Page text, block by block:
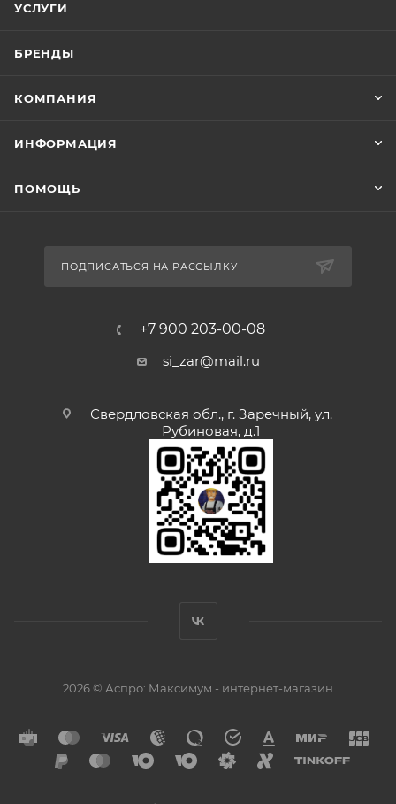
УСЛУГИ
БРЕНДЫ
КОМПАНИЯ
ИНФОРМАЦИЯ
ПОМОЩЬ
ПОДПИСАТЬСЯ НА РАССЫЛКУ
+7 900 203-00-08
si_zar@mail.ru
Свердловская обл., г. Заречный, ул.
Рубиновая, д.1
2026 © Аспро: Максимум - интернет-магазин